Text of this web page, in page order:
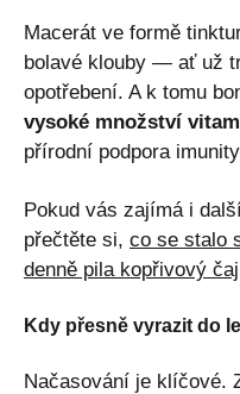
Macerát ve formě
bolavé klouby — ať už
opotřebení. A k tomu
vysoké množství
přírodní podpora
Pokud vás zajímá i
přečtěte si, co se stalo
denně pila kopřivový čaj
Kdy přesně vyrazit do
Načasování je klíčové.